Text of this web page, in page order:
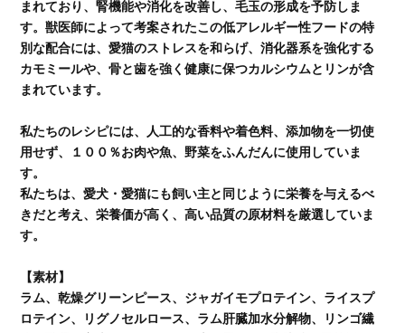
まれており、腎機能や消化を改善し、毛玉の形成を予防しま
す。獣医師によって考案されたこの低アレルギー性フードの特
別な配合には、愛猫のストレスを和らげ、消化器系を強化する
カモミールや、骨と歯を強く健康に保つカルシウムとリンが含
まれています。
私たちのレシピには、人工的な香料や着色料、添加物を一切使
用せず、１００％お肉や魚、野菜をふんだんに使用していま
す。
私たちは、愛犬・愛猫にも飼い主と同じように栄養を与えるべ
きだと考え、栄養価が高く、高い品質の原材料を厳選していま
す。
【素材】
ラム、乾燥グリーンピース、ジャガイモプロテイン、ライスプ
ロテイン、リグノセルロース、ラム肝臓加水分解物、リンゴ繊